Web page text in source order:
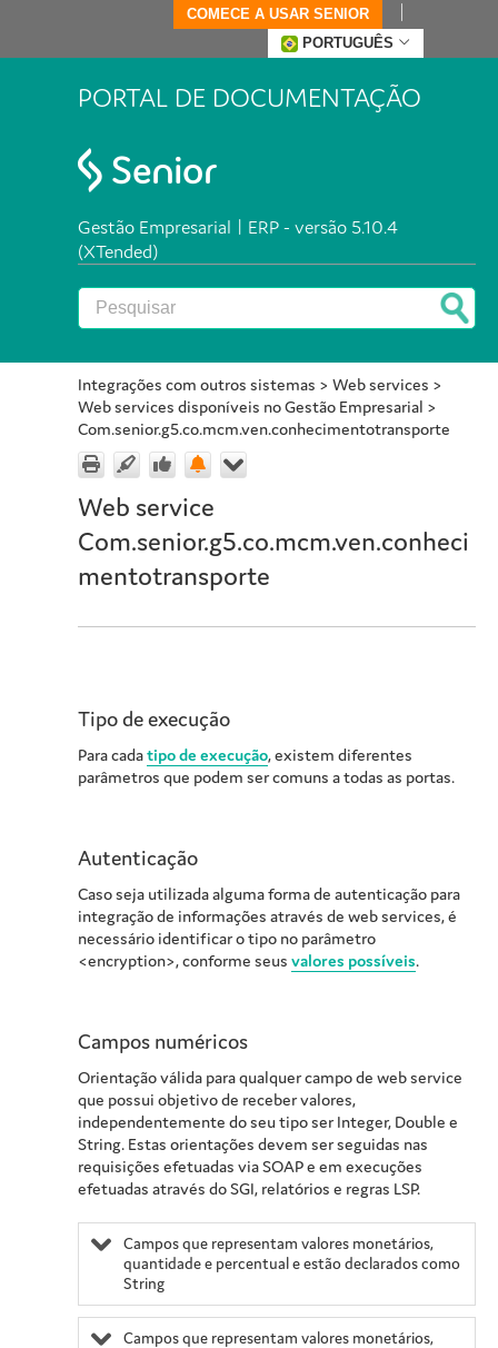
COMECE A USAR SENIOR
PORTUGUÊS
PORTAL DE DOCUMENTAÇÃO
Gestão Empresarial | ERP - versão 5.10.4
(XTended)
Integrações com outros sistemas > Web services >
Web services disponíveis no Gestão Empresarial >
Com.senior.g5.co.mcm.ven.conhecimentotransporte
Web service
Com.senior.g5.co.mcm.ven.conheci
mentotransporte
Tipo de execução
Para cadatipo de execução, existem diferentes
parâmetros que podem ser comuns a todas as portas.
Autenticação
Caso seja utilizada alguma forma de autenticação para
integração de informações através de web services, é
necessário identificar o tipo no parâmetro
<encryption>, conforme seus valores possíveis.
Campos numéricos
Orientação válida para qualquer campo de web service
que possui objetivo de receber valores,
independentemente do seu tipo ser Integer, Double e
String. Estas orientações devem ser seguidas nas
requisições efetuadas via SOAP e em execuções
efetuadas através do SGI, relatórios e regras LSP.
Campos que representam valores monetários,
quantidade e percentual e estão declarados como
String
Campos que representam valores monetários,